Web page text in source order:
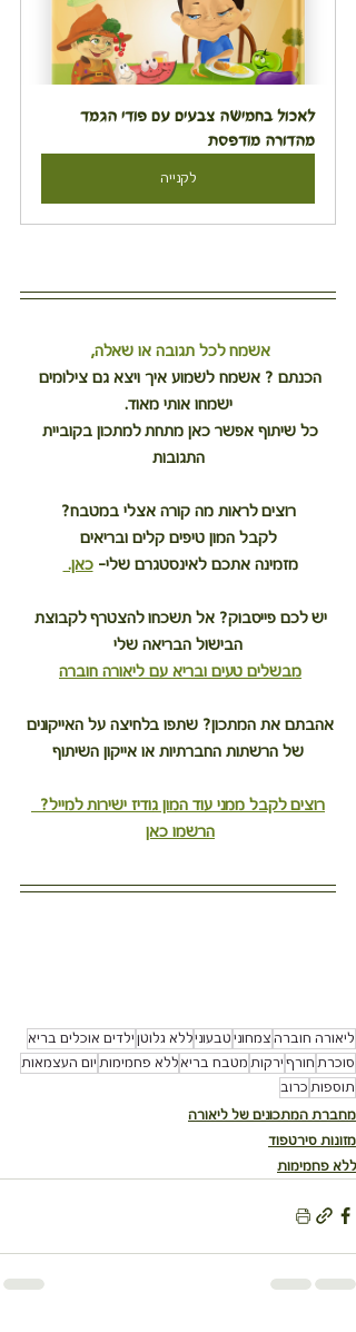
לאכול בחמישה צבעים עם פודי הגמד
מהדורה מודפסת
לקנייה
אשמח לכל תגובה או שאלה,
הכנתם ? אשמח לשמוע איך ויצא גם צילומים
ישמחו אותי מאוד.
כל שיתוף אפשר כאן מתחת למתכון בקוביית
התגובות
רוצים לראות מה קורה אצלי במטבח?
לקבל המון טיפים קלים ובריאים
מזמינה אתכם לאינסטגרם שלי– כאן.
יש לכם פייסבוק? אל תשכחו להצטרף לקבוצת
הבישול הבריאה שלי
מבשלים טעים ובריא עם ליאורה חוברה
אהבתם את המתכון? שתפו בלחיצה על האייקונים
של הרשתות החברתיות או אייקון השיתוף
רוצים לקבל ממני עוד המון גודיז ישירות למייל?
הרשמו כאן
ליאורה חוברה צמחוני טבעוניללא גלוטן ילדים אוכלים בריא
סוכרת חורף ירקות מטבח בריאללא פחמימות יום העצמאות
תוספות כרוב
מחברת המתכונים של ליאורה
מזונות סירטפוד
ללא פחמימות